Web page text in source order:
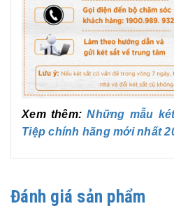
Xem thêm:Những mẫu
Tiệp chính hãng mới nhất
Đánh giá sản phẩm